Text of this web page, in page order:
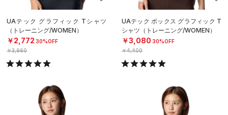
UAテック グラフィック Tシャツ
（トレーニング/WOMEN）
￥2,772 30%OFF
￥3,960
UAテック ボックス グラフィック T
シャツ（トレーニング/WOMEN）
￥3,080 30%OFF
￥4,400